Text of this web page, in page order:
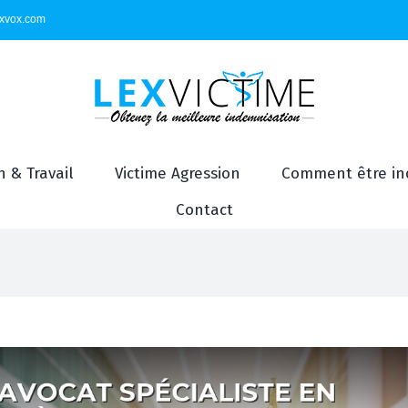
& Travail Victime Agression Comment être
Contact